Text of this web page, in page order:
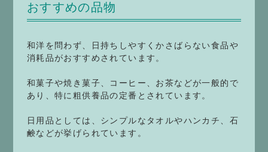
おすすめの品物
和洋を問わず、日持ちしやすくかさばらない食品や
消耗品がおすすめされています。
和菓子や焼き菓子、コーヒー、お茶などが一般的で
あり、特に粗供養品の定番とされています。
日用品としては、シンプルなタオルやハンカチ、石
鹸などが挙げられています。